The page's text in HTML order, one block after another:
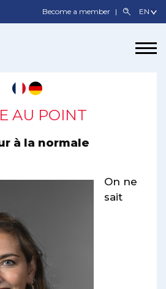
Become a member
AU POINT
à la normale
On ne
sait